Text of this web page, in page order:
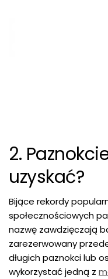
2.
uzyskać?
Bijące rekordy
społecznościowych
nazwę zawdzięczają
zarezerwowany
długich paznokci lub
wykorzystać jedną z